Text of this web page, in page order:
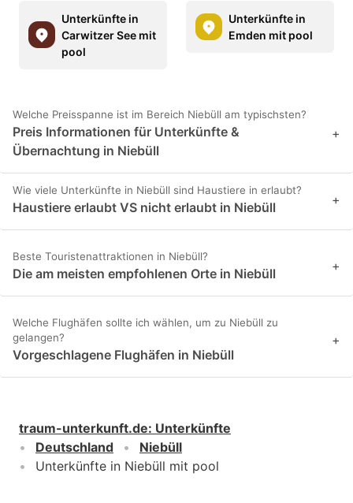
Unterkünfte in
Carwitzer See mit
pool
Unterkünfte in
Emden mit pool
Welche Preisspanne ist im Bereich Niebüll am typischsten?
Preis Informationen für Unterkünfte &
Übernachtung in Niebüll
+
Wie viele Unterkünfte in Niebüll sind Haustiere in erlaubt?
Haustiere erlaubt VS nicht erlaubt in Niebüll +
Beste Touristenattraktionen in Niebüll?
Die am meisten empfohlenen Orte in Niebüll +
Welche Flughäfen sollte ich wählen, um zu Niebüll zu
gelangen?
Vorgeschlagene Flughäfen in Niebüll
+
traum-unterkunft.de: Unterkünfte
Deutschland
Niebüll
Unterkünfte in Niebüll mit pool